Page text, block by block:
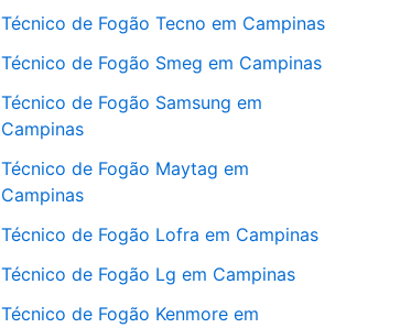
Técnico de Fogão Tecno em Campinas
Técnico de Fogão Smeg em Campinas
Técnico de Fogão Samsung em
Campinas
Técnico de Fogão Maytag em
Campinas
Técnico de Fogão Lofra em Campinas
Técnico de Fogão Lg em Campinas
Técnico de Fogão Kenmore em